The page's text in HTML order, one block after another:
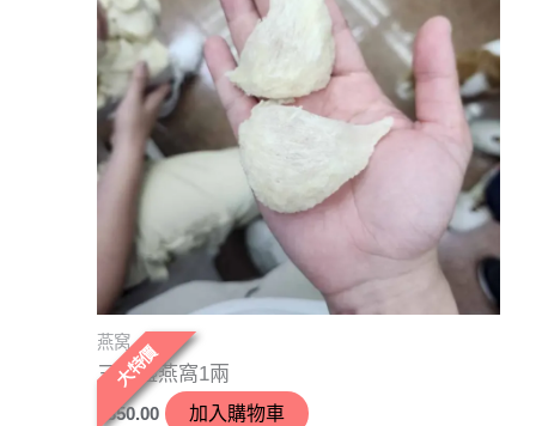
大特價
燕窝
三角盞燕窩1兩
350.00 加入購物車